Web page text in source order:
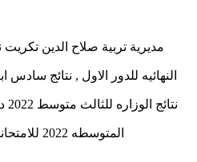
المتوسطه 2022 للامتحانات النهائيه العامه